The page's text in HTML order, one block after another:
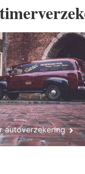
autoverzekering